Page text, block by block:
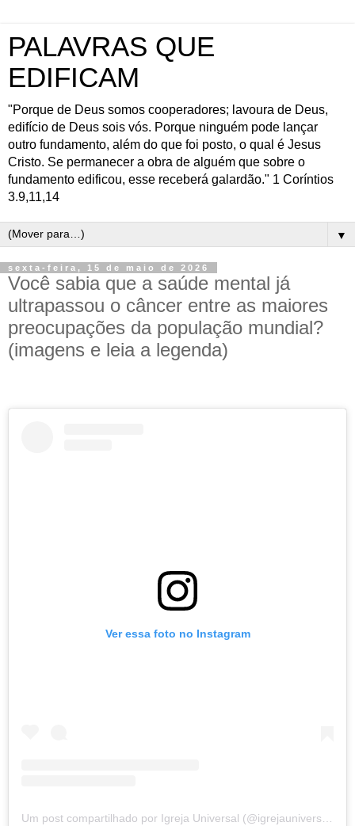
PALAVRAS QUE
EDIFICAM
"Porque de Deus somos cooperadores; lavoura de Deus,
edifício de Deus sois vós. Porque ninguém pode lançar
outro fundamento, além do que foi posto, o qual é Jesus
Cristo. Se permanecer a obra de alguém que sobre o
fundamento edificou, esse receberá galardão." 1 Coríntios
3.9,11,14
▼
sexta-feira, 15 de maio de 2026
Você sabia que a saúde mental já
ultrapassou o câncer entre as maiores
preocupações da população mundial?
(imagens e leia a legenda)
Ver essa foto no Instagram
Um post compartilhado por Igreja Universal (@igrejauniversal)